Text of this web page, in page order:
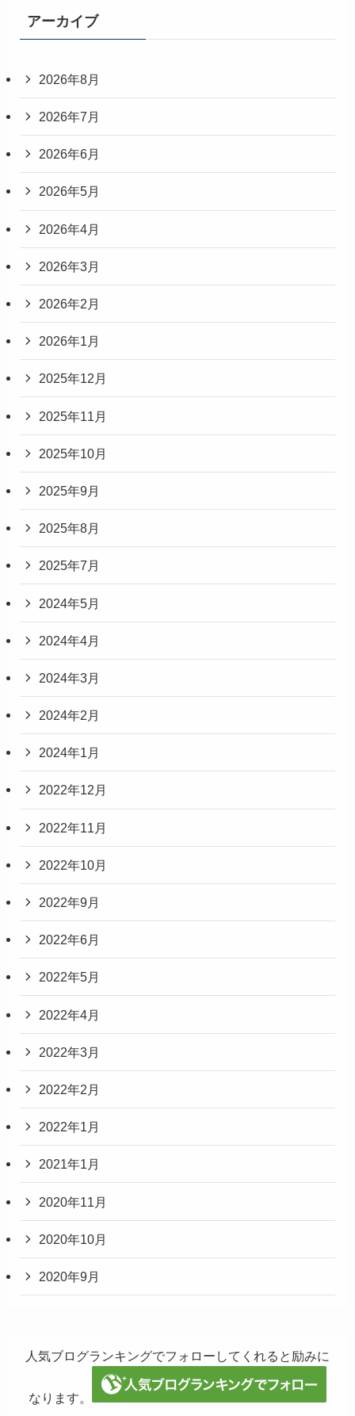
アーカイブ
2026年8月
2026年7月
2026年6月
2026年5月
2026年4月
2026年3月
2026年2月
2026年1月
2025年12月
2025年11月
2025年10月
2025年9月
2025年8月
2025年7月
2024年5月
2024年4月
2024年3月
2024年2月
2024年1月
2022年12月
2022年11月
2022年10月
2022年9月
2022年6月
2022年5月
2022年4月
2022年3月
2022年2月
2022年1月
2021年1月
2020年11月
2020年10月
2020年9月
人気ブログランキングでフォローしてくれると励みに
なります。